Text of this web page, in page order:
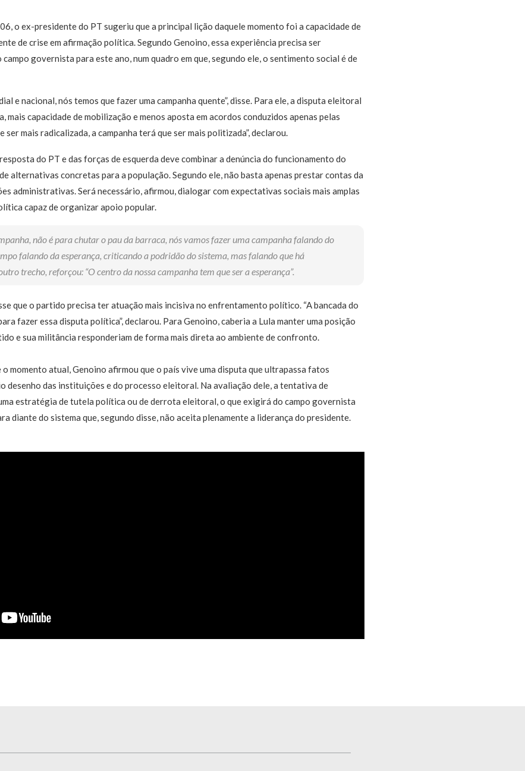
o ex-presidente do PT sugeriu que a principal lição daquele momento foi a capacidade de
de crise em afirmação política. Segundo Genoino, essa experiência precisa ser
governista para este ano, num quadro em que, segundo ele, o sentimento social é de
e nacional, nós temos que fazer uma campanha quente”, disse. Para ele, a disputa eleitoral
capacidade de mobilização e menos aposta em acordos conduzidos apenas pelas
ser mais radicalizada, a campanha terá que ser mais politizada”, declarou.
do PT e das forças de esquerda deve combinar a denúncia do funcionamento do
alternativas concretas para a população. Segundo ele, não basta apenas prestar contas da
administrativas. Será necessário, afirmou, dialogar com expectativas sociais mais amplas
capaz de organizar apoio popular.
não é para chutar o pau da barraca, nós vamos fazer uma campanha falando do
falando da esperança, criticando a podridão do sistema, mas falando que há
trecho, reforçou: “O centro da nossa campanha tem que ser a esperança”.
que o partido precisa ter atuação mais incisiva no enfrentamento político. “A bancada do
fazer essa disputa política”, declarou. Para Genoino, caberia a Lula manter uma posição
e sua militância responderiam de forma mais direta ao ambiente de confronto.
momento atual, Genoino afirmou que o país vive uma disputa que ultrapassa fatos
desenho das instituições e do processo eleitoral. Na avaliação dele, a tentativa de
estratégia de tutela política ou de derrota eleitoral, o que exigirá do campo governista
diante do sistema que, segundo disse, não aceita plenamente a liderança do presidente.